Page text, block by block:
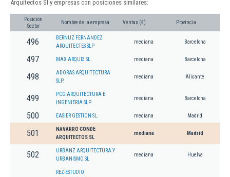
Arquitectos Sl y empresas con posiciones similares:
Posición
Sector
Nombre de la empresa Ventas (€) Provincia
496
BERNUZ FERNANDEZ
ARQUITECTES SLP
mediana Barcelona
497 MAX ARQUI3 SL. mediana Barcelona
498
ADORAS ARQUITECTURA
SLP.
mediana Alicante
499
PCG ARQUITECTURA E
INGENIERIA SLP
mediana Barcelona
500 EASIER GESTION SL. mediana Madrid
501
NAVARRO CONDE
ARQUITECTOS SL
mediana Madrid
502
URBANZ ARQUITECTURA Y
URBANISMO SL
mediana Huelva
REZ-ESTUDIO